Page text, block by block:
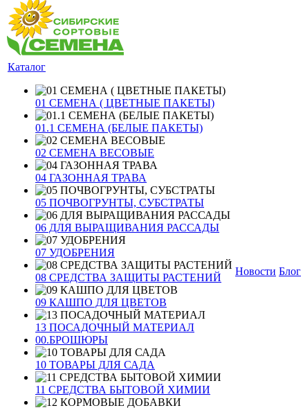
Каталог
01 СЕМЕНА ( ЦВЕТНЫЕ ПАКЕТЫ)
01.1 СЕМЕНА (БЕЛЫЕ ПАКЕТЫ)
02 СЕМЕНА ВЕСОВЫЕ
04 ГАЗОННАЯ ТРАВА
05 ПОЧВОГРУНТЫ, СУБСТРАТЫ
06 ДЛЯ ВЫРАЩИВАНИЯ РАССАДЫ
07 УДОБРЕНИЯ
08 СРЕДСТВА ЗАЩИТЫ РАСТЕНИЙ
09 КАШПО ДЛЯ ЦВЕТОВ
13 ПОСАДОЧНЫЙ МАТЕРИАЛ
00.БРОШЮРЫ
10 ТОВАРЫ ДЛЯ САДА
11 СРЕДСТВА БЫТОВОЙ ХИМИИ
Новости Блог